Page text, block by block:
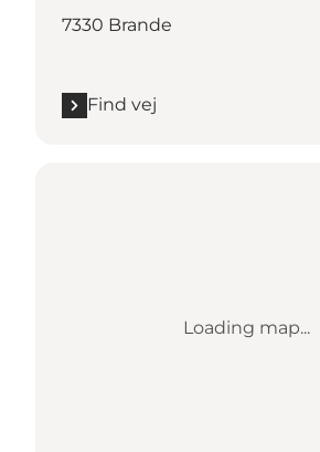
7330 Brande
Find vej
Loading map...